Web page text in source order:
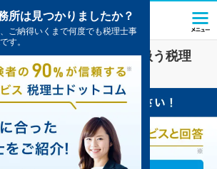
奈川県)の税金・お金を扱う税理
の一覧1件掲載中
所は見つかりましたか？
ご納得いくまで何度でも税理士事
す。